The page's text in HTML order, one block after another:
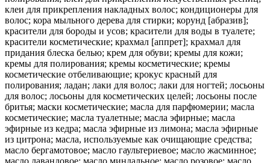
клеи для прикрепления накладных волос; кондиционеры для
волос; кора мыльного дерева для стирки; корунд [абразив];
красители для бороды и усов; красители для воды в туалете;
красители косметические; крахмал [аппрет]; крахмал для
придания блеска белью; крем для обуви; кремы для кожи;
кремы для полирования; кремы косметические; кремы
косметические отбеливающие; крокус красный для
полирования; ладан; лаки для волос; лаки для ногтей; лосьоны
для волос; лосьоны для косметических целей; лосьоны после
бритья; маски косметические; масла для парфюмерии; масла
косметические; масла туалетные; масла эфирные; масла
эфирные из кедра; масла эфирные из лимона; масла эфирные
из цитрона; масла, используемые как очищающие средства;
масло бергамотовое; масло гаультериевое; масло жасминное;
масло лавандовое; масло миндальное; масло розовое; масло